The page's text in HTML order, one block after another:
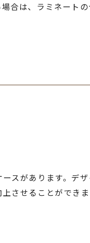
合は、ラミネート
スがあります。デ
させることができま